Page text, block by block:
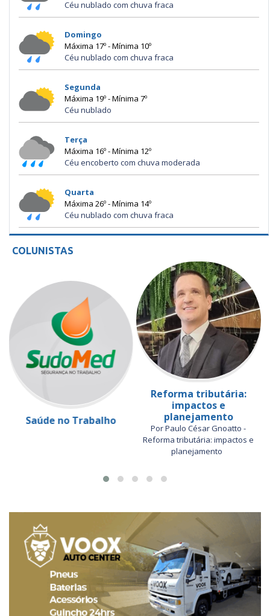
Céu nublado com chuva fraca
Domingo
Máxima 17º - Mínima 10º
Céu nublado com chuva fraca
Segunda
Máxima 19º - Mínima 7º
Céu nublado
Terça
Máxima 16º - Mínima 12º
Céu encoberto com chuva moderada
Quarta
Máxima 26º - Mínima 14º
Céu nublado com chuva fraca
COLUNISTAS
Saúde no Trabalho
Reforma tributária:
impactos e
planejamento
Por Paulo César Gnoatto -
Reforma tributária: impactos e
planejamento